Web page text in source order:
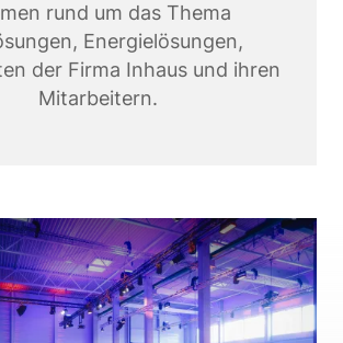
rund um das Thema
Energielösungen,
der Firma Inhaus und ihren
Mitarbeitern.